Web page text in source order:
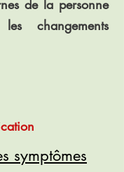
de la personne
changements
symptômes